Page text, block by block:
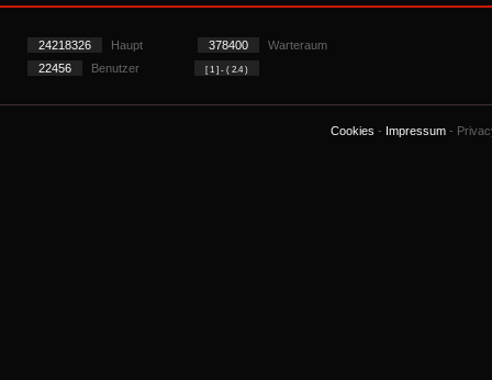
24218326 Haupt 378400
Warteraum
22456
Benutzer [ 1 ] - ( 2.4 )
Cookies - Impressum -